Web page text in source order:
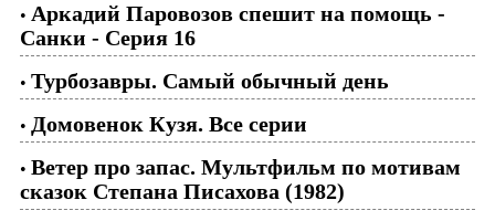
• Аркадий Паровозов спешит на помощь -
Санки - Серия 16
• Турбозавры. Самый обычный день
• Домовенок Кузя. Все серии
• Ветер про запас. Мультфильм по мотивам
сказок Степана Писахова (1982)